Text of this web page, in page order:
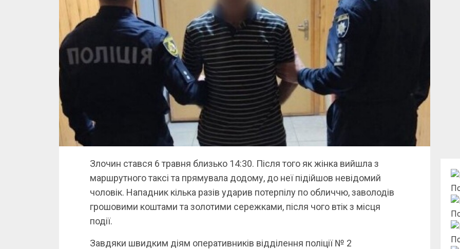
Злочин стався 6 травня близько 14:30. Після того як жінка вийшла з
маршрутного таксі та прямувала додому, до неї підійшов невідомий
чоловік. Нападник кілька разів ударив потерпілу по обличчю, заволодів
грошовими коштами та золотими сережками, після чого втік з місця
події.
Завдяки швидким діям оперативників відділення поліції № 2